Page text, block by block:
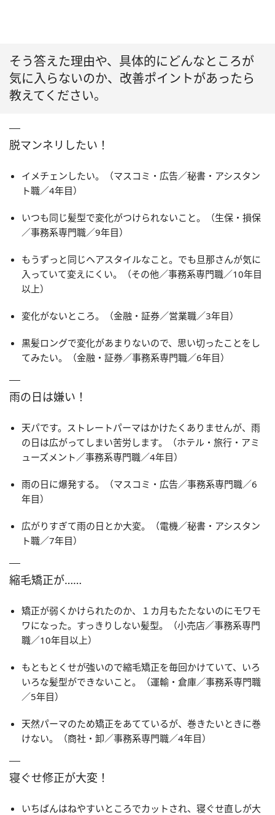
そう答えた理由や、具体的にどんなところが
気に入らないのか、改善ポイントがあったら
教えてください。
脱マンネリしたい！
イメチェンしたい。（マスコミ・広告／秘書・アシスタン
ト職／4年目）
いつも同じ髪型で変化がつけられないこと。（生保・損保
／事務系専門職／9年目）
もうずっと同じヘアスタイルなこと。でも旦那さんが気に
入っていて変えにくい。（その他／事務系専門職／10年目
以上）
変化がないところ。（金融・証券／営業職／3年目）
黒髪ロングで変化があまりないので、思い切ったことをし
てみたい。（金融・証券／事務系専門職／6年目）
雨の日は嫌い！
天パです。ストレートパーマはかけたくありませんが、雨
の日は広がってしまい苦労します。（ホテル・旅行・アミ
ューズメント／事務系専門職／4年目）
雨の日に爆発する。（マスコミ・広告／事務系専門職／6
年目）
広がりすぎて雨の日とか大変。（電機／秘書・アシスタン
ト職／7年目）
縮毛矯正が……
矯正が弱くかけられたのか、１カ月もたたないのにモワモ
ワになった。すっきりしない髪型。（小売店／事務系専門
職／10年目以上）
もともとくせが強いので縮毛矯正を毎回かけていて、いろ
いろな髪型ができないこと。（運輸・倉庫／事務系専門職
／5年目）
天然パーマのため矯正をあてているが、巻きたいときに巻
けない。（商社・卸／事務系専門職／4年目）
寝ぐせ修正が大変！
いちばんはねやすいところでカットされ、寝ぐせ直しが大